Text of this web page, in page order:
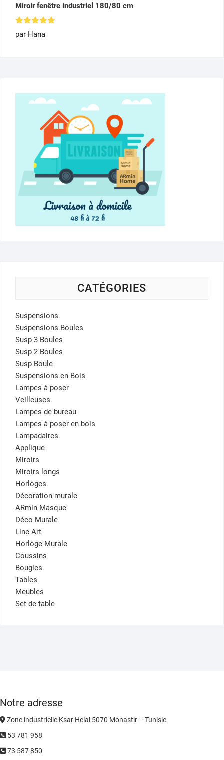
Miroir fenêtre industriel 180/80 cm
Note
sur 5
par Hana
CATÉGORIES
Suspensions
Suspensions Boules
Susp 3 Boules
Susp 2 Boules
Susp Boule
Suspensions en Bois
Lampes à poser
Veilleuses
Lampes de bureau
Lampes à poser en bois
Lampadaires
Applique
Miroirs
Miroirs longs
Horloges
Décoration murale
ARmin Masque
Déco Murale
Line Art
Horloge Murale
Coussins
Bougies
Tables
Meubles
Set de table
Notre adresse
Zone industrielle Ksar Helal 5070 Monastir – Tunisie
53 781 958
73 587 850